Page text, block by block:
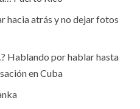
hacia atrás y no dejar fotos
Hablando por hablar hasta
en Cuba